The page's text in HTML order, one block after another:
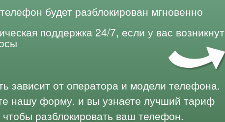
будет разблокирован мгновенно
поддержка 24/7, если у вас возникнут
зависит от оператора и модели телефона.
нашу форму, и вы узнаете лучший тариф
чтобы разблокировать ваш телефон.